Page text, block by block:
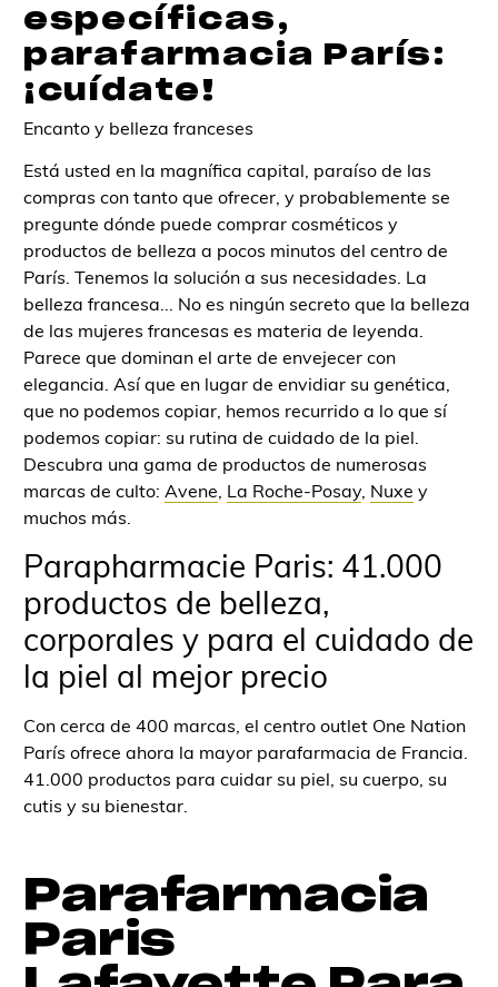
específicas,
parafarmacia París:
¡cuídate!
Encanto y belleza franceses
Está usted en la magnífica capital, paraíso de las
compras con tanto que ofrecer, y probablemente se
pregunte dónde puede comprar cosméticos y
productos de belleza a pocos minutos del centro de
París. Tenemos la solución a sus necesidades. La
belleza francesa... No es ningún secreto que la belleza
de las mujeres francesas es materia de leyenda.
Parece que dominan el arte de envejecer con
elegancia. Así que en lugar de envidiar su genética,
que no podemos copiar, hemos recurrido a lo que sí
podemos copiar: su rutina de cuidado de la piel.
Descubra una gama de productos de numerosas
marcas de culto: Avene, La Roche-Posay, Nuxe y
muchos más.
Parapharmacie Paris: 41.000
productos de belleza,
corporales y para el cuidado de
la piel al mejor precio
Con cerca de 400 marcas, el centro outlet One Nation
París ofrece ahora la mayor parafarmacia de Francia.
41.000 productos para cuidar su piel, su cuerpo, su
cutis y su bienestar.
Parafarmacia
Paris